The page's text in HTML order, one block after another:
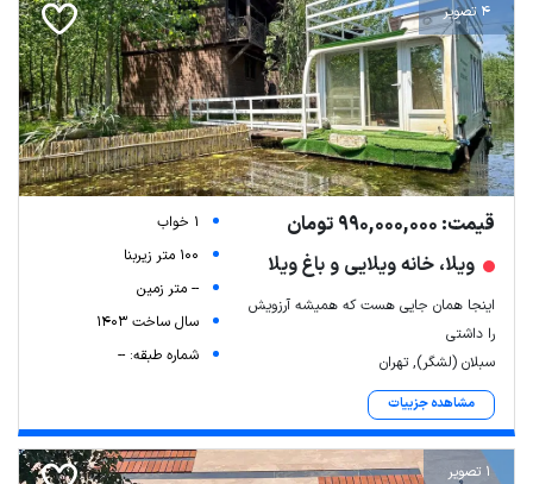
4 تصویر
قیمت: 990,000,000 تومان
ویلا، خانه ویلایی و باغ ویلا
اینجا همان جایی هست که همیشه آرزویش
را داشتی
سبلان (لشگر), تهران
مشاهده جزییات
1 خواب
100 متر زیربنا
-- متر زمین
سال ساخت 1403
شماره طبقه: --
1 تصویر